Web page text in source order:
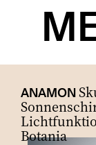
ANAMON
Botania